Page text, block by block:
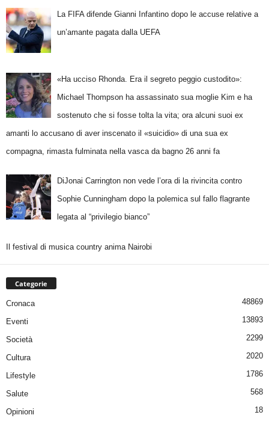
La FIFA difende Gianni Infantino dopo le accuse relative a
un’amante pagata dalla UEFA
«Ha ucciso Rhonda. Era il segreto peggio custodito»:
Michael Thompson ha assassinato sua moglie Kim e ha
sostenuto che si fosse tolta la vita; ora alcuni suoi ex
amanti lo accusano di aver inscenato il «suicidio» di una sua ex
compagna, rimasta fulminata nella vasca da bagno 26 anni fa
DiJonai Carrington non vede l’ora di la rivincita contro
Sophie Cunningham dopo la polemica sul fallo flagrante
legata al “privilegio bianco”
Il festival di musica country anima Nairobi
Categorie
Cronaca 48869
Eventi 13893
Società 2299
Cultura 2020
Lifestyle 1786
Salute 568
Opinioni 18